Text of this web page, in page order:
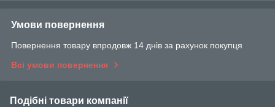
Умови повернення
Повернення товару впродовж 14 днів за рахунок покупця
Всі умови повернення
Подібні товари компанії